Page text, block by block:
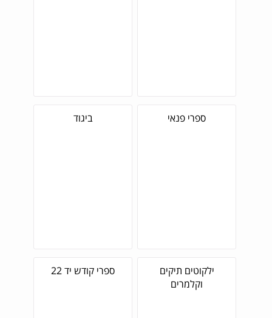
ספרי פנאי ביגוד
ילקוטים תיקים
וקלמרים
ספרי קודש יד 22